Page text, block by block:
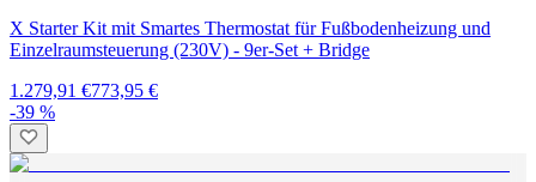
X Starter Kit mit Smartes Thermostat für Fußbodenheizung und
Einzelraumsteuerung (230V) - 9er-Set + Bridge
1.279,91 €773,95 €
-39 %